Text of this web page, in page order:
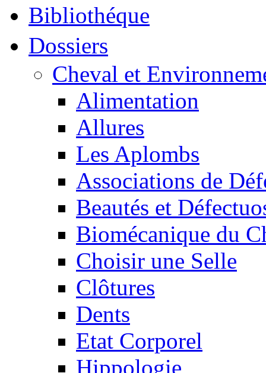
Bibliothéque
Dossiers
Cheval et
Alimentation
Allures
Les Aplombs
Associations de
Beautés et
Biomécanique du
Choisir une Selle
Clôtures
Dents
Etat Corporel
Hippologie